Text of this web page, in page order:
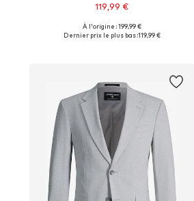
119,99 €
Disponible en plusieurs tailles
À l'origine : 199,99 €
Dernier prix le plus bas :119,99 €